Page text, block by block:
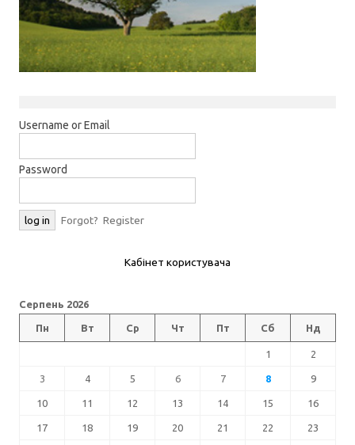
Username or Email
Password
Forgot? Register
Кабінет користувача
Серпень 2026
Пн Вт Ср Чт Пт Сб Нд
1 2
3 4 5 6 7 8 9
10 11 12 13 14 15 16
17 18 19 20 21 22 23